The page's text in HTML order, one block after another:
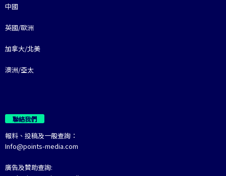
中國
英國/歐洲
加拿大/北美
澳洲/亞太
聯絡我們
報料、投稿及一般查詢：
Info@points-media.com
廣告及贊助查詢: